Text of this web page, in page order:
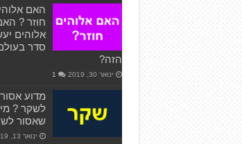
האם
חוזר ?
אלוהים
סדר
הזה?
ינואר 30, 2019 1
מדוע אסור
לשקר ?
שאסור
ינואר 13, 2019